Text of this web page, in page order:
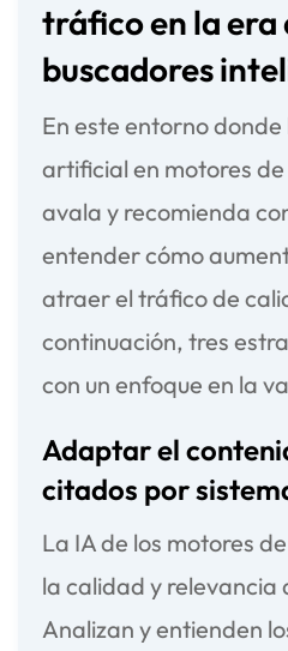
tráfico en la era
buscadores
En este entorno donde
artificial en motores
avala y recomienda
entender cómo
atraer el tráfico de
continuación, tres
con un enfoque en la
Adaptar el
citados por
La IAde los motores
la calidad y relevancia
Analizan y entienden